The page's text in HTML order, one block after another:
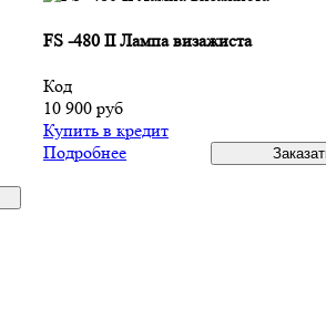
FS -480 II Лампа визажиста
Код
10 900 руб
Купить в кредит
Подробнее